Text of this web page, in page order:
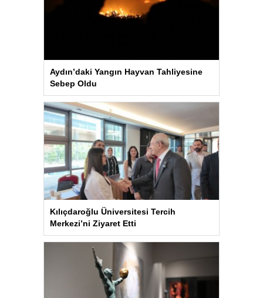
Aydın’daki Yangın Hayvan Tahliyesine
Sebep Oldu
Kılıçdaroğlu Üniversitesi Tercih
Merkezi’ni Ziyaret Etti